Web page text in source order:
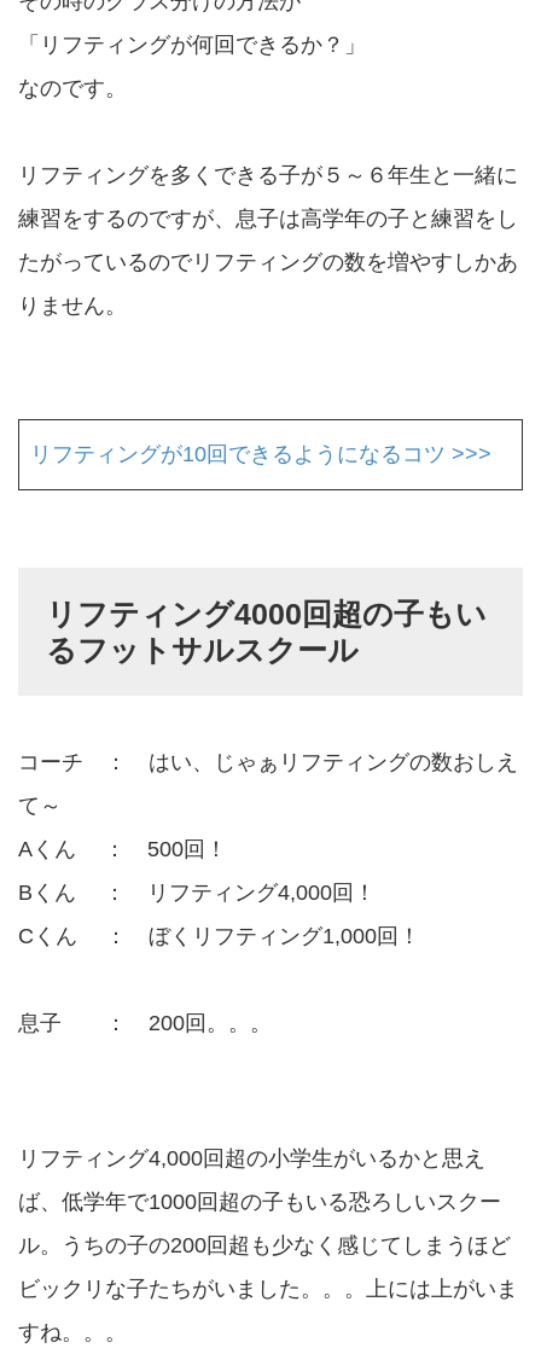
「リフティングが何回できるか？」
なのです。
リフティングを多くできる子が５～６年生と一緒に
練習をするのですが、息子は高学年の子と練習をし
たがっているのでリフティングの数を増やすしかあ
りません。
リフティングが10回できるようになるコツ >>>
リフティング4000回超の子もい
るフットサルスクール
コーチ ： はい、じゃぁリフティングの数おしえ
て～
Aくん ： 500回！
Bくん ： リフティング4,000回！
Cくん ： ぼくリフティング1,000回！
息子 ： 200回。。。
リフティング4,000回超の小学生がいるかと思え
ば、低学年で1000回超の子もいる恐ろしいスクー
ル。うちの子の200回超も少なく感じてしまうほど
ビックリな子たちがいました。。。上には上がいま
すね。。。